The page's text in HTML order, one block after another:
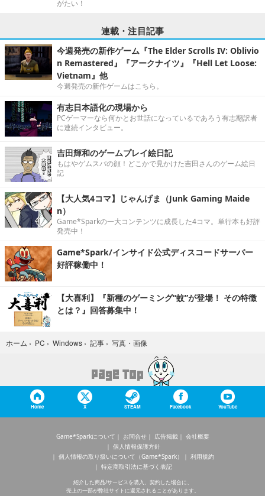
がたい！
連載・注目記事
今週発売の新作ゲーム『The Elder Scrolls IV: Oblivio
n Remastered』『アークナイツ』『Hell Let Loose:
Vietnam』他
今週発売の新作ゲームはこちら。
有志日本語化の現場から
PCゲーマーなら何かとお世話になっているであろう有志翻訳者
に連続インタビュー。
吉田輝和のゲームプレイ絵日記
もはやゲムスパの顔！どこかで見かけた吉田さんのゲーム絵日
記
【大人気4コマ】じゃんげま（Junk Gaming Maide
n）
Game*Sparkの一大コンテンツに成長した4コマ。単行本も好評
発売中！
Game*Spark/インサイド公式ディスコードサーバー
好評稼働中！
【大喜利】『新種のゲーミング“蚊”が登場！ その特徴
とは？』回答募集中！
ホーム › PC › Windows › 記事 › 写真・画像
Home X STEAM Facebook YouTube
Game*Sparkについて お問合せ 広告掲載
会社概要
個人情報保護方針
個人情報の取り扱いについて（Game*Spark）
利用規約
特定商取引法に基づく表記
紹介した商品/サービスを購入、契約した場合に、
売上の一部が弊社サイトに還元されることがあります。